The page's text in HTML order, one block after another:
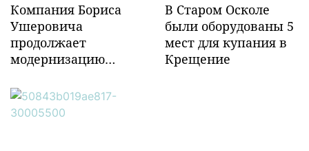
Компания Бориса
Ушеровича
продолжает
модернизацию
инфраструктуры в
Забайкалье
В Старом Осколе
были оборудованы 5
мест для купания в
Крещение